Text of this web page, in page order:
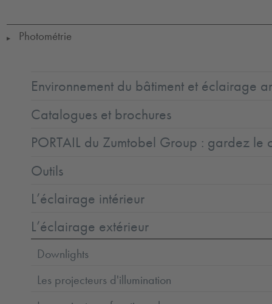
▶ Photométrie
Environnement du bâtiment et éclairage
Catalogues et brochures
PORTAIL du Zumtobel Group : gardez le
Outils
L’éclairage intérieur
L’éclairage extérieur
Downlights
Les projecteurs d'illumination